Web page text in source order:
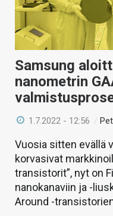
HAKU
Samsung
nanometrin
1.7.2022 - 12:56 /
Vuosia sitten evällä
korvasivat
transistorit”, nyt on
nanokanaviin ja -
Around -